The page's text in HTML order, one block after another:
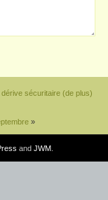
dérive sécuritaire (de plus)
»
and JWM